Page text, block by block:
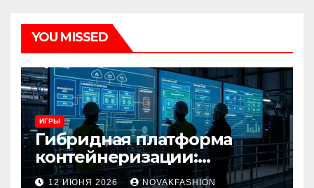
YOU MISSED
ИГРЫ
Гибридная платформа
контейнеризации:
архитектура, особенности
12 ИЮНЯ 2026 NOVAKFASHION